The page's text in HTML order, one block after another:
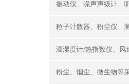
振动仪、噪声声级计、
粒子计数器、粉尘仪、
温湿度计/热指数仪、风
粉尘、烟尘、微生物等